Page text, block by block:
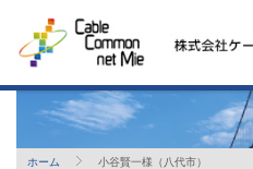
ホーム 小谷賢一様（八代市）